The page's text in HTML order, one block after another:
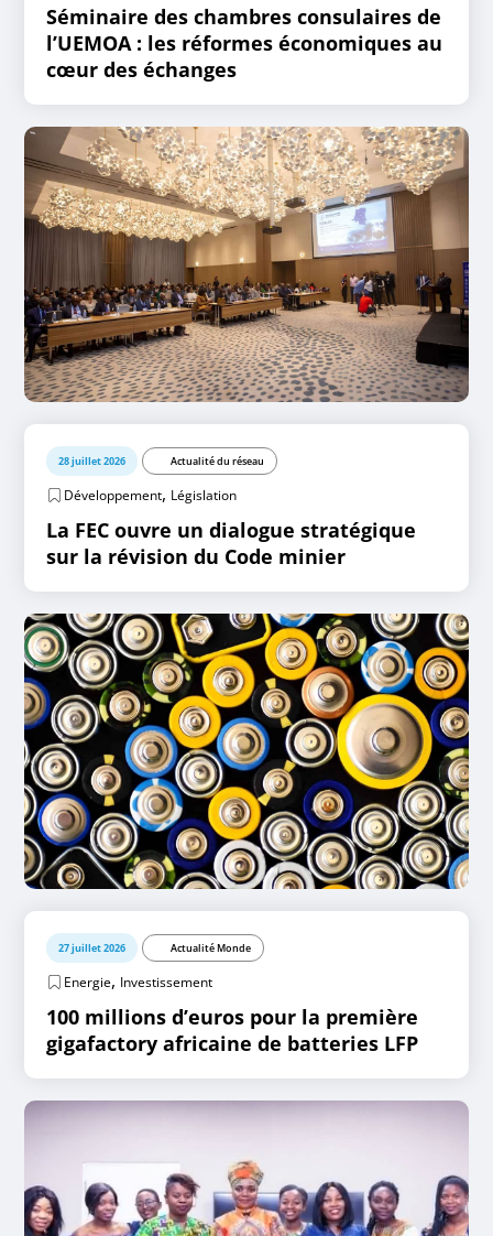
Séminaire des chambres consulaires de
l’UEMOA : les réformes économiques au
cœur des échanges
28 juillet 2026 Actualité du réseau
Développement, Législation
La FEC ouvre un dialogue stratégique
sur la révision du Code minier
27 juillet 2026 Actualité Monde
Energie, Investissement
100 millions d’euros pour la première
gigafactory africaine de batteries LFP